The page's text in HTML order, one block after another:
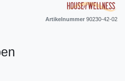
Artikelnummer 90230-42-02